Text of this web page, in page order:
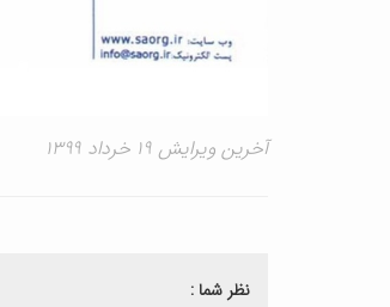
آخرین ویرایش ۱۹ خرداد ۱۳۹۹
نظر شما :